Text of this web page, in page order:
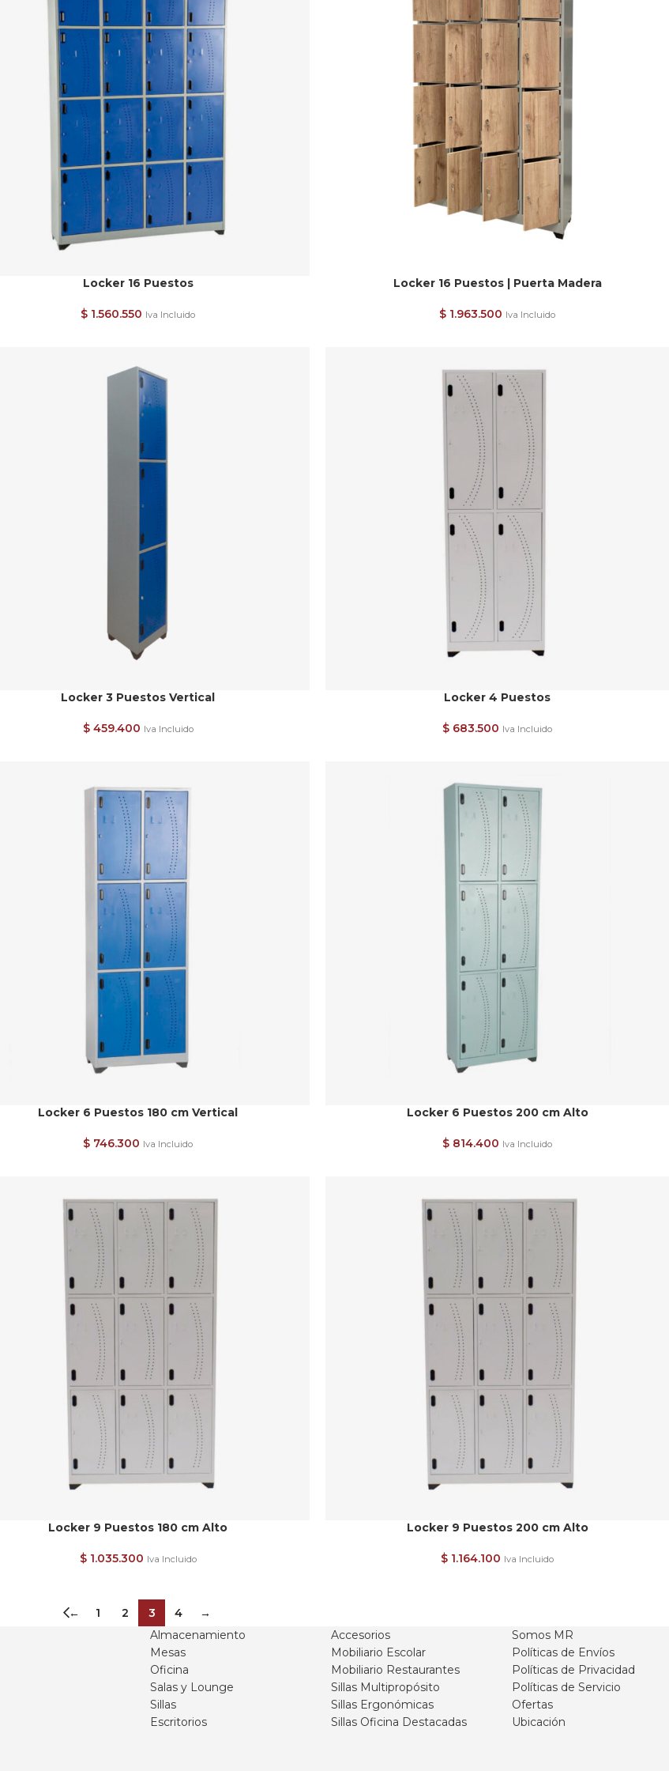
Locker 16 Puestos
$ 1.560.550 Iva Incluido
Locker 16 Puestos | Puerta Madera
$ 1.963.500 Iva Incluido
Locker 3 Puestos Vertical
$459.400 Iva Incluido
Locker 4 Puestos
$ 683.500 Iva Incluido
Locker 6 Puestos 180 cm Vertical
$ 746.300 Iva Incluido
Locker 6 Puestos 200 cm Alto
$ 814.400 Iva Incluido
Locker 9 Puestos 180 cm Alto
$1.035.300 Iva Incluido
Locker 9 Puestos 200 cm Alto
$ 1.164.100 Iva Incluido
← 1 2 3 4 →
Almacenamiento
Mesas
Oficina
Salas y Lounge
Sillas
Escritorios
Accesorios
Mobiliario Escolar
Mobiliario Restaurantes
Sillas Multipropósito
Sillas Ergonómicas
Sillas Oficina Destacadas
Somos MR
Políticas de Envíos
Políticas de Privacidad
Políticas de Servicio
Ofertas
Ubicación